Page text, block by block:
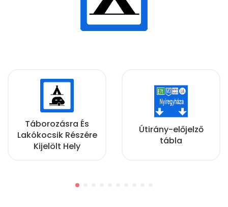
Táborozásra És
Lakókocsik Részére
Kijelölt Hely
Útirány-előjelző
tábla